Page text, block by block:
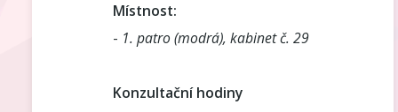
Místnost:
- 1. patro (modrá), kabinet č. 29
Konzultační hodiny